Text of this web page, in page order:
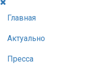
Главная
Актуально
Пресса